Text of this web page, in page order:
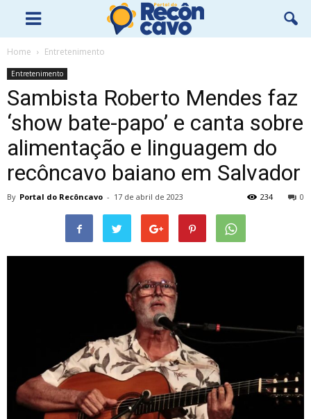
Home Entretenimento
Entretenimento
Sambista Roberto Mendes faz
‘show bate-papo’ e canta sobre
alimentação e linguagem do
recôncavo baiano em Salvador
By Portal do Recôncavo - 17 de abril de 2023 0
234